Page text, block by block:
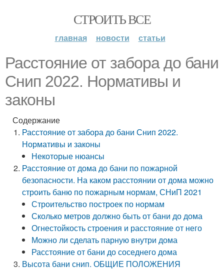
СТРОИТЬ ВСЕ
главная новости статьи
Расстояние от забора до бани
Снип 2022. Нормативы и
законы
Содержание
Расстояние от забора до бани Снип 2022.
Нормативы и законы
Некоторые нюансы
Расстояние от дома до бани по пожарной
безопасности. На каком расстоянии от дома можно
строить баню по пожарным нормам, СНиП 2021
Строительство построек по нормам
Сколько метров должно быть от бани до дома
Огнестойкость строения и расстояние от него
Можно ли сделать парную внутри дома
Расстояние от бани до соседнего дома
Высота бани снип. ОБЩИЕ ПОЛОЖЕНИЯ